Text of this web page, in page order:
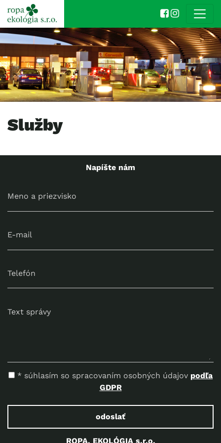
Služby
Napíšte nám
Meno a priezvisko
E-mail
Telefón
Text správy
* súhlasím so spracovaním osobných údajov podľa
GDPR
odoslať
ROPA, EKOLÓGIA s.r.o.